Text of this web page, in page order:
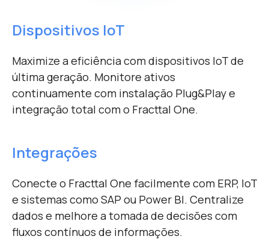
Dispositivos IoT
Maximize a eficiência com dispositivos IoT de
última geração. Monitore ativos
continuamente com instalação Plug&Play e
integração total com o Fracttal One.
Integrações
Conecte o Fracttal One facilmente com ERP, IoT
e sistemas como SAP ou Power BI. Centralize
dados e melhore a tomada de decisões com
fluxos contínuos de informações.